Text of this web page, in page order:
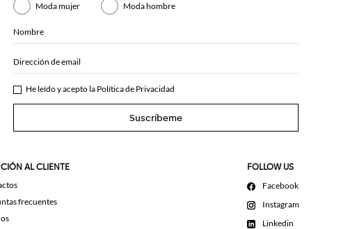
Moda mujer Moda hombre
Nombre
Dirección de email
He leído y acepto la Política de Privacidad
Suscríbeme
AL CLIENTE
frecuentes
FOLLOW US
Facebook
Instagram
Linkedin